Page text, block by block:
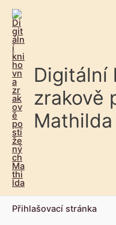
Digitální
zrakově
Mathilda
Přihlašovací stránka